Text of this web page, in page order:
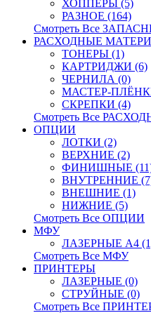
ХОППЕРЫ (5)
РАЗНОЕ (164)
Смотреть Все
РАСХОДНЫЕ
ТОНЕРЫ (1)
КАРТРИДЖИ (6)
ЧЕРНИЛА (0)
МАСТЕР-
СКРЕПКИ (4)
Смотреть Все
ОПЦИИ
ЛОТКИ (2)
ВЕРХНИЕ (2)
ФИНИШНЫЕ
ВНУТРЕННИЕ
ВНЕШНИЕ (1)
НИЖНИЕ (5)
Смотреть Все ОПЦИИ
МФУ
ЛАЗЕРНЫЕ A4
Смотреть Все МФУ
ПРИНТЕРЫ
ЛАЗЕРНЫЕ (0)
СТРУЙНЫЕ (0)
Смотреть Все